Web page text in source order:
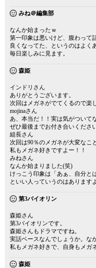
みね＠編集部
なんか始まったｗ
第一印象は悪いけど、腹わって
良くなってた、というのはよく
毎日楽しみに見ます。
森姫
インドリさん
ありがとうございます。
次回はメガネがでてくるので楽
mojinaさん
あ、本当だ！！実は気がついて
ぜひ最後までお付き合いください
組長さん
次回は90％のメガネが大変なこ
私もメガネ好きですよー！！
みねさん
なんか始まりました(笑)
けっこう印象は「あぁ、自分と
といい人っていうのはあります
第3バイオリン
森姫さん
第3バイオリンです。
森姫さんもドラマですね。
実話ベースなんでしょうか。な
私もメガネ好きで、自身もメガ
森姫